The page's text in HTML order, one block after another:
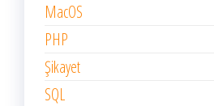
MacOS
PHP
Şikayet
SQL